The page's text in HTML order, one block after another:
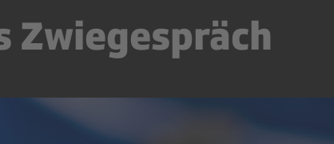
Zwiegespräch